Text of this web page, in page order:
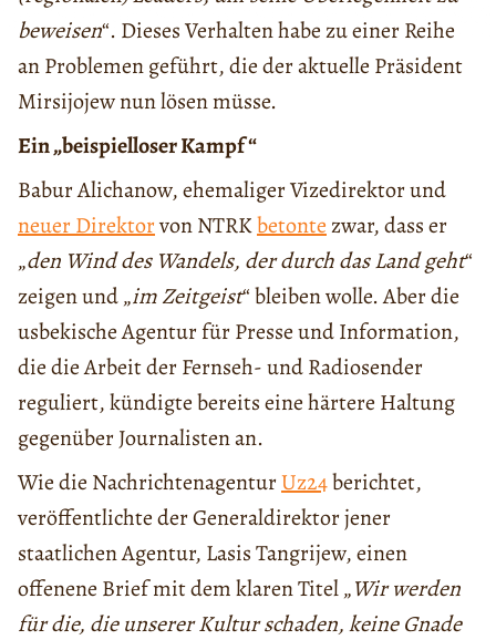
beweisen“. Dieses Verhalten habe zu einer Reihe
an Problemen geführt, die der aktuelle Präsident
Mirsijojew nun lösen müsse.
Ein „beispielloser Kampf “
Babur Alichanow, ehemaliger Vizedirektor und
neuer Direktorvon NTRKbetontezwar, dass er
„den Wind des Wandels, der durch das Land geht“
zeigen und „im Zeitgeist“ bleiben wolle. Aber die
usbekische Agentur für Presse und Information,
die die Arbeit der Fernseh- und Radiosender
reguliert, kündigte bereits eine härtere Haltung
gegenüber Journalisten an.
Wie die NachrichtenagenturUz24berichtet,
veröffentlichte der Generaldirektor jener
staatlichen Agentur, Lasis Tangrijew, einen
offenene Brief mit dem klaren Titel „Wir werden
für die, die unserer Kultur schaden, keine Gnade